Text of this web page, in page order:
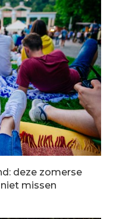
deze zomerse
missen